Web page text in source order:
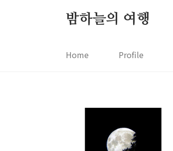
밤하늘의 여행
Home Profile